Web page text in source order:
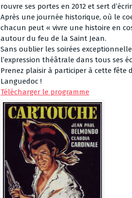
rouvre ses portes en 2012 et sert
Après une journée historique, où le
chacun peut « vivre une histoire en
autour du feu de la Saint Jean.
Sans oublier les soirées
l’expression théâtrale dans tous ses
Prenez plaisir à participer à cette
Languedoc !
Télécharger le programme